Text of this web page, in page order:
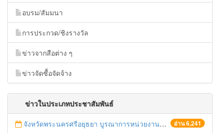
อบรม/สัมมนา
การประกวด/ชิงรางวัล
ข่าวจากสือต่าง ๆ
ข่าวจัดซื้อจัดจ้าง
ข่าวในประเภทประชาสัมพันธ์
อ่าน 6,241
จังหวัดพระนครศรีอยุธยา บูรณาการหน่วยงานที่เกี่ยวข้อง ลงพื้นที่จัดระเบียบและดำเนินมาตรการตามบทลงโทษสูงสุดกับผู้ประกอบการร้านค้าที่ยังฝ่าฝืนตั้งร้านค้ารุกล้ำเขตพื้นที่ทางหลวง เตรียมความปลอดภัยก่อนเทศกาลสงกรานต์